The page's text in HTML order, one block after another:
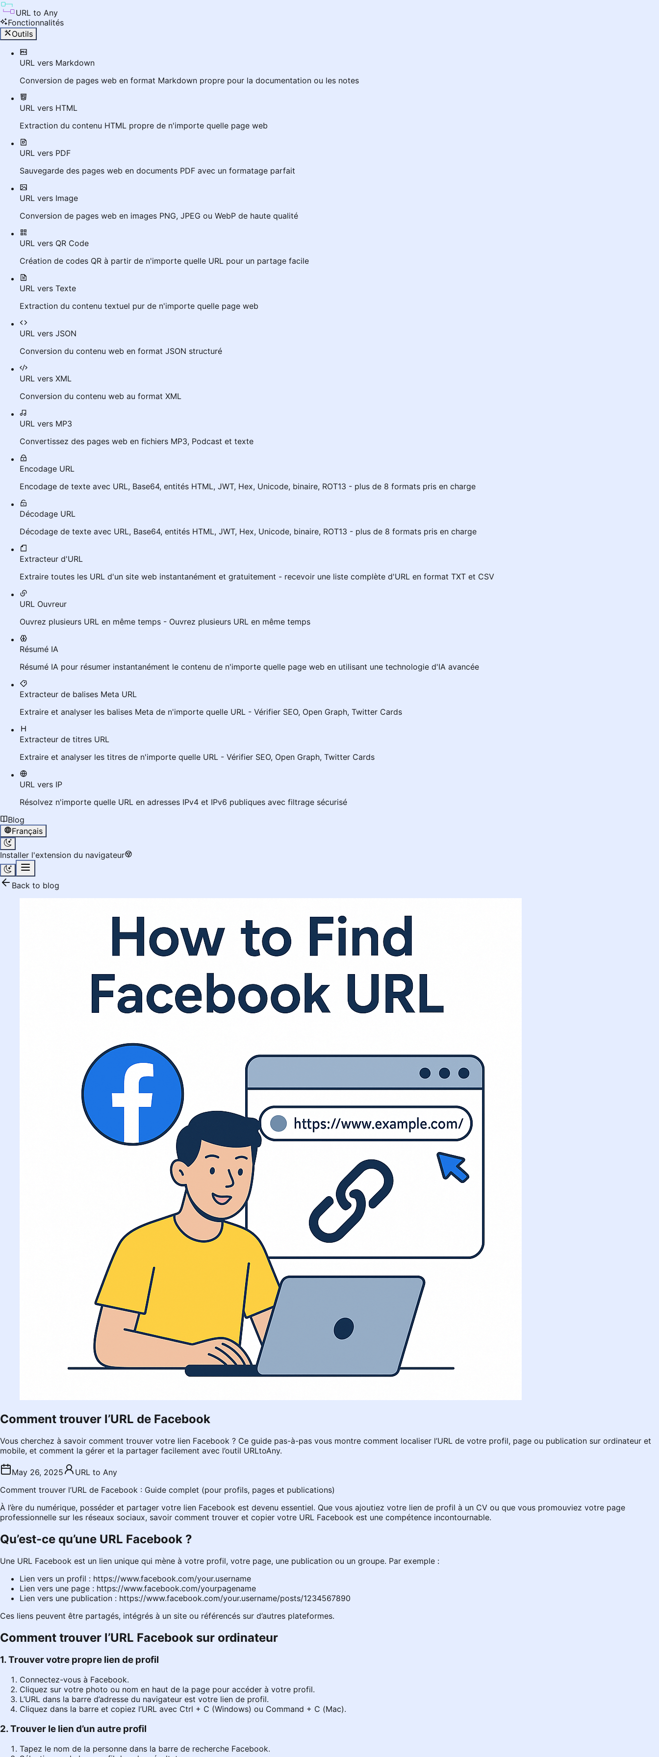
URL to Any
Fonctionnalités
Outils
URL vers Markdown
Conversion de pages web en format Markdown propre pour la documentation ou les notes
URL vers HTML
Extraction du contenu HTML propre de n'importe quelle page web
URL vers PDF
Sauvegarde des pages web en documents PDF avec un formatage parfait
URL vers Image
Conversion de pages web en images PNG, JPEG ou WebP de haute qualité
URL vers QR Code
Création de codes QR à partir de n'importe quelle URL pour un partage facile
URL vers Texte
Extraction du contenu textuel pur de n'importe quelle page web
URL vers JSON
Conversion du contenu web en format JSON structuré
URL vers XML
Conversion du contenu web au format XML
URL vers MP3
Convertissez des pages web en fichiers MP3, Podcast et texte
Encodage URL
Encodage de texte avec URL, Base64, entités HTML, JWT, Hex, Unicode, binaire, ROT13 - plus de 8 formats pris en charge
Décodage URL
Décodage de texte avec URL, Base64, entités HTML, JWT, Hex, Unicode, binaire, ROT13 - plus de 8 formats pris en charge
Extracteur d'URL
Extraire toutes les URL d'un site web instantanément et gratuitement - recevoir une liste complète d'URL en format TXT et CSV
URL Ouvreur
Ouvrez plusieurs URL en même temps - Ouvrez plusieurs URL en même temps
Résumé IA
Résumé IA pour résumer instantanément le contenu de n'importe quelle page web en utilisant une technologie d'IA avancée
Extracteur de balises Meta URL
Extraire et analyser les balises Meta de n'importe quelle URL - Vérifier SEO, Open Graph, Twitter Cards
Extracteur de titres URL
Extraire et analyser les titres de n'importe quelle URL - Vérifier SEO, Open Graph, Twitter Cards
URL vers IP
Résolvez n'importe quelle URL en adresses IPv4 et IPv6 publiques avec filtrage sécurisé
Blog
Français
Installer l'extension du navigateur
Back to blog
Comment trouver l’URL de Facebook
Vous cherchez à savoir comment trouver votre lien Facebook ? Ce guide pas-à-pas vous montre comment localiser l’URL de votre profil, page ou publication sur ordinateur et
mobile, et comment la gérer et la partager facilement avec l’outil URLtoAny.
May 26, 2025
URL to Any
Comment trouver l’URL de Facebook : Guide complet (pour profils, pages et publications)
À l’ère du numérique, posséder et partager votre lien Facebook est devenu essentiel. Que vous ajoutiez votre lien de profil à un CV ou que vous promouviez votre page
professionnelle sur les réseaux sociaux, savoir comment trouver et copier votre URL Facebook est une compétence incontournable.
Qu’est-ce qu’une URL Facebook ?
Une URL Facebook est un lien unique qui mène à votre profil, votre page, une publication ou un groupe. Par exemple :
Lien vers un profil : https://www.facebook.com/your.username
Lien vers une page : https://www.facebook.com/yourpagename
Lien vers une publication : https://www.facebook.com/your.username/posts/1234567890
Ces liens peuvent être partagés, intégrés à un site ou référencés sur d’autres plateformes.
Comment trouver l’URL Facebook sur ordinateur
1. Trouver votre propre lien de profil
Connectez-vous à Facebook.
Cliquez sur votre photo ou nom en haut de la page pour accéder à votre profil.
L’URL dans la barre d’adresse du navigateur est votre lien de profil.
Cliquez dans la barre et copiez l’URL avec Ctrl + C (Windows) ou Command + C (Mac).
2. Trouver le lien d’un autre profil
Tapez le nom de la personne dans la barre de recherche Facebook.